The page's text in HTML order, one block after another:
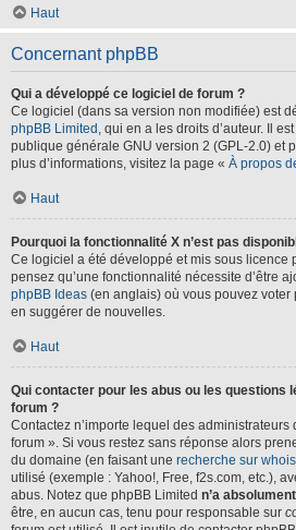
Haut
Concernant phpBB
Qui a développé ce logiciel de forum ?
Ce logiciel (dans sa version non modifiée) est
phpBB Limited , qui en a les droits d’auteur. Il
publique générale GNU version 2 (GPL-2.0) et
plus d’informations, visitez la page « À propos
Haut
Pourquoi la fonctionnalité X n’est pas
Ce logiciel a été développé et mis sous licence
pensez qu’une fonctionnalité nécessite d’être
phpBB Ideas (en anglais) où vous pouvez
en suggérer de nouvelles.
Haut
Qui contacter pour les abus ou les questions
forum ?
Contactez n’importe lequel des administrateurs
forum ». Si vous restez sans réponse alors
du domaine (en faisant une recherche sur whois
utilisé (exemple : Yahoo!, Free, f2s.com, etc.),
abus. Notez que phpBB Limited n’a
être, en aucun cas, tenu pour responsable sur